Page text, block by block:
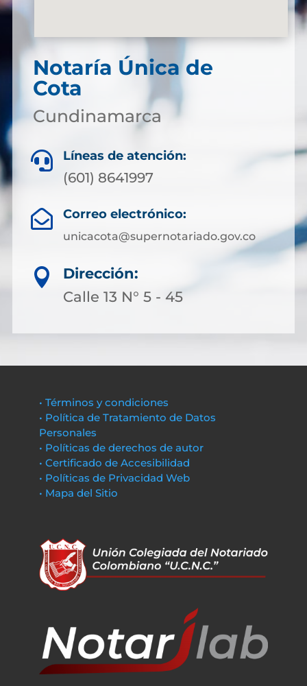
Notaría Única de
Cota
Cundinamarca
 Líneas de atención:
(601) 8641997
 Correo electrónico:
unicacota@supernotariado.gov.co

Dirección:
Calle 13 N° 5 - 45
• Términos y condiciones
• Política de Tratamiento de Datos
Personales
• Políticas de derechos de autor
• Certificado de Accesibilidad
• Políticas de Privacidad Web
• Mapa del Sitio